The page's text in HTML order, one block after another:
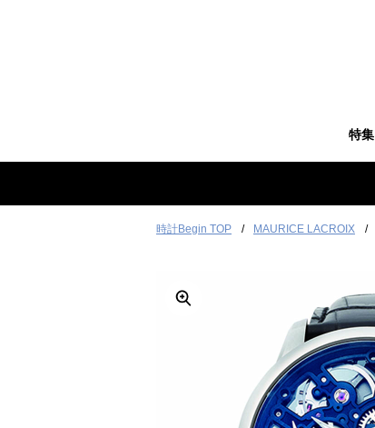
特集
時計Begin TOP MAURICE LACROIX